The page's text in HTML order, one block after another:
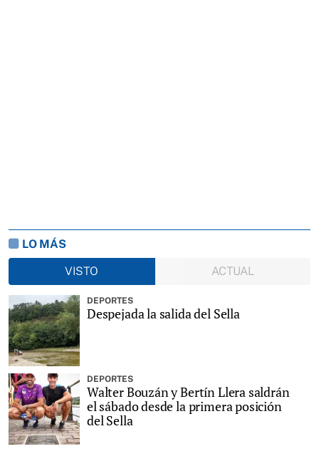
LO MÁS
VISTO
ACTUAL
DEPORTES
Despejada la salida del Sella
DEPORTES
Walter Bouzán y Bertín Llera saldrán
el sábado desde la primera posición
del Sella